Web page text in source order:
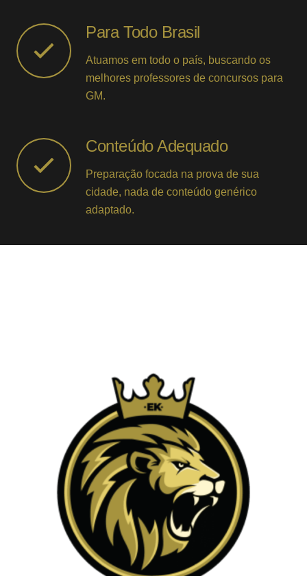
Para Todo Brasil
Atuamos em todo o país, buscando os
melhores professores de concursos para
GM.
Conteúdo Adequado
Preparação focada na prova de sua
cidade, nada de conteúdo genérico
adaptado.